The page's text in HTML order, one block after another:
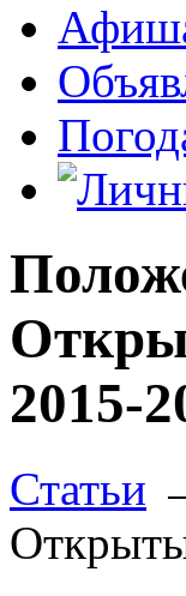
2015-
Статьи